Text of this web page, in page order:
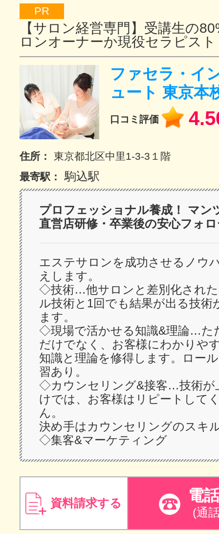
掲載のお問
サイトマッ
PR
【サロン経営専門】受講生の
ロンオーナーか現役セラピスト
ファセラ・イ
ュート 東京本
口コミ評価
住所：
東京都北区中里1-3-3１階
最寄駅：
駒込駅
プロフェッショナル養成！ マン
直営店研修・卒業後の安心フォ
エステサロンを成功させるノウ
えします。
◇技術…他サロンと差別化され
ル技術と1回でも結果が出る技術
ます。
◇現場で活かせる知識&理論…た
だけでなく、お客様にわかりや
知識と理論を修得します。ロー
習あり。
◇カウンセリング&接客…技術が
けでは、お客様はリピートして
ん。
決め手はカウンセリングのスキ
◇集客&マーケティング
資料請求する 電
(通